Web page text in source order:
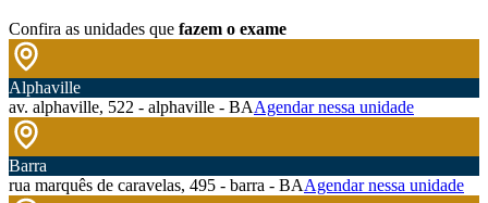
Confira as unidades que fazem o exame
Alphaville
av. alphaville, 522 - alphaville - BAAgendar nessa unidade
Barra
rua marquês de caravelas, 495 - barra - BAAgendar nessa unidade